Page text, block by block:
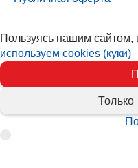
Пользуясь нашим сайтом,
используем cookies (куки)